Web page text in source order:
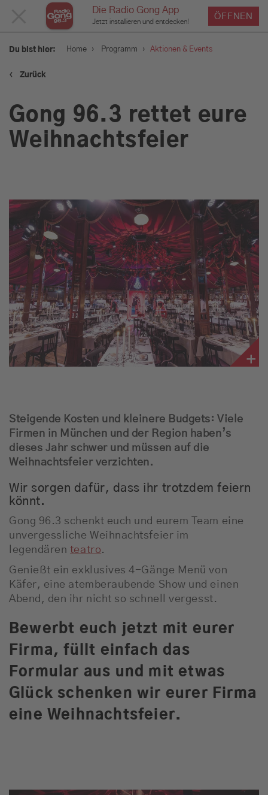
Die Radio Gong App
Jetzt installieren und entdecken!
ÖFFNEN
SCHLIESSEN
Programm
Münchens Beste
Sendungen
Empfang
Webradio
Moderatoren
Team
Musik
Du bist hier: Home › Programm › Aktionen & Events
‹ Zurück
Gong 96.3 rettet eure
Weihnachtsfeier
Steigende Kosten und kleinere Budgets: Viele
Firmen in München und der Region haben’s
dieses Jahr schwer und müssen auf die
Weihnachtsfeier verzichten.
Wir sorgen dafür, dass ihr trotzdem feiern
könnt.
Gong 96.3 schenkt euch und eurem Team eine
unvergessliche Weihnachtsfeier im
legendären teatro.
Genießt ein exklusives 4-Gänge Menü von
Käfer, eine atemberaubende Show und einen
Abend, den ihr nicht so schnell vergesst.
Bewerbt euch jetzt mit eurer
Firma, füllt einfach das
Formular aus und mit etwas
Glück schenken wir eurer Firma
eine Weihnachtsfeier.